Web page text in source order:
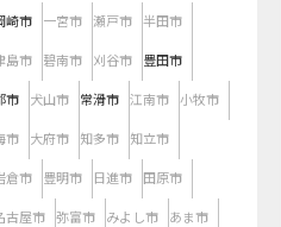
崎市 一宮市 瀬戸市 半田市
島市 碧南市 刈谷市 豊田市
市 犬山市 常滑市 江南市 小牧市
市 大府市 知多市 知立市
倉市 豊明市 日進市 田原市
古屋市 弥富市 みよし市 あま市